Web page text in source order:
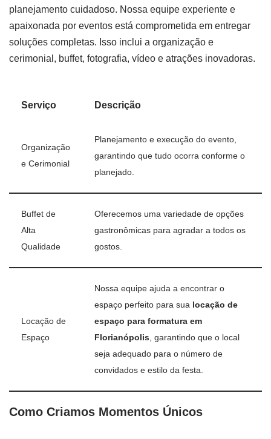
planejamento cuidadoso. Nossa equipe experiente e
apaixonada por eventos está comprometida em entregar
soluções completas. Isso inclui a organização e
cerimonial, buffet, fotografia, vídeo e atrações inovadoras.
Serviço Descrição
Organização
e Cerimonial
Planejamento e execução do evento,
garantindo que tudo ocorra conforme o
planejado.
Buffet de
Alta
Qualidade
Oferecemos uma variedade de opções
gastronômicas para agradar a todos os
gostos.
Locação de
Espaço
Nossa equipe ajuda a encontrar o
espaço perfeito para sua locação de
espaço para formatura em
Florianópolis , garantindo que o local
seja adequado para o número de
convidados e estilo da festa.
Como Criamos Momentos Únicos